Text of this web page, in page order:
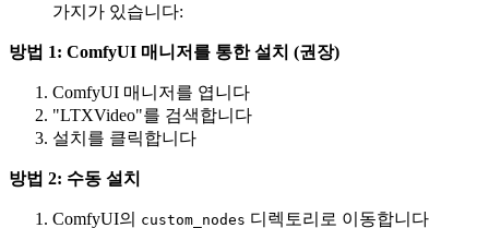
가지가 있습니다:
방법 1: ComfyUI 매니저를 통한 설치 (권장)
ComfyUI 매니저를 엽니다
"LTXVideo"를 검색합니다
설치를 클릭합니다
방법 2: 수동 설치
ComfyUI의 custom_nodes 디렉토리로 이동합니다